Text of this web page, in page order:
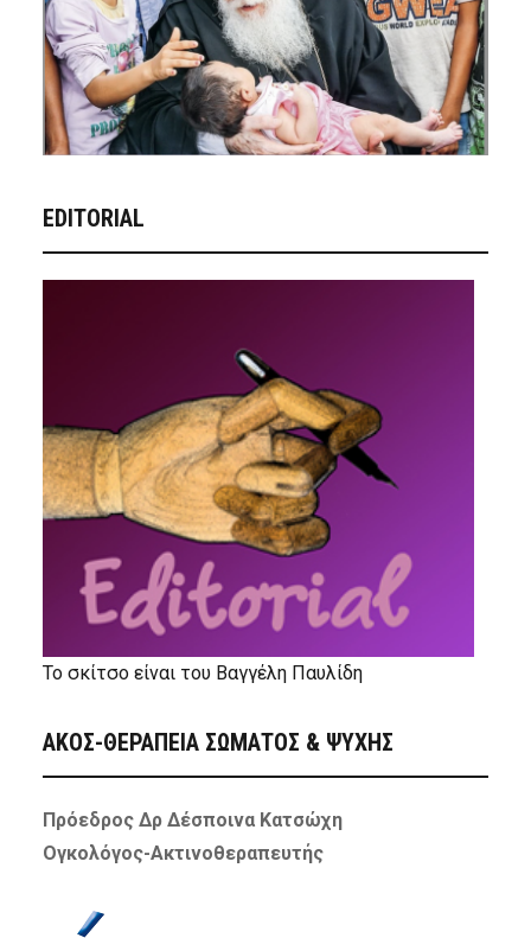
EDITORIAL
Το σκίτσο είναι του Βαγγέλη Παυλίδη
ΑΚΟΣ-ΘΕΡΑΠΕΙΑ ΣΩΜΑΤΟΣ & ΨΥΧΗΣ
Πρόεδρος Δρ Δέσποινα Κατσώχη
Ογκολόγος-Ακτινοθεραπευτής